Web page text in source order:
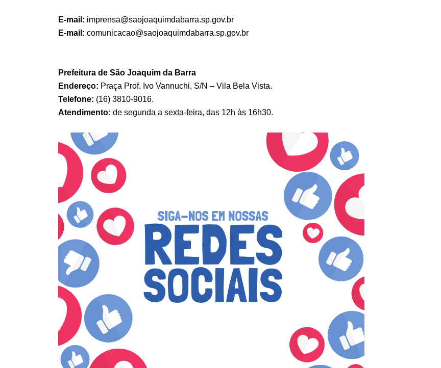
E-mail: imprensa@saojoaquimdabarra.sp.gov.br
E-mail: comunicacao@saojoaquimdabarra.sp.gov.br
Prefeitura de São Joaquim da Barra
Endereço: Praça Prof. Ivo Vannuchi, S/N – Vila Bela Vista.
Telefone: (16) 3810-9016.
Atendimento: de segunda a sexta-feira, das 12h às 16h30.